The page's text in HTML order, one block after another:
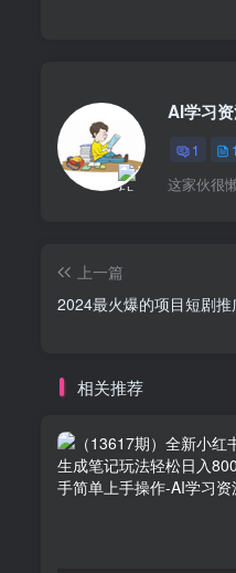
AI学习
1
这家伙很
上一篇
2024最火爆的项目短剧
相关推荐